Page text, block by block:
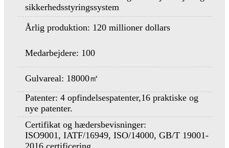
sikkerhedsstyringssystem
Årlig produktion: 120 millioner dollars
Medarbejdere: 100
Gulvareal: 18000㎡
Patenter: 4 opfindelsespatenter,16 praktiske og
nye patenter.
Certifikat og hædersbevisninger:
ISO9001, IATF/16949, ISO/14000, GB/T 19001-